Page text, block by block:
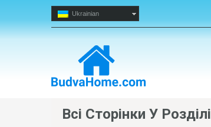
Ukrainian
Всі Сторінки У Розділі